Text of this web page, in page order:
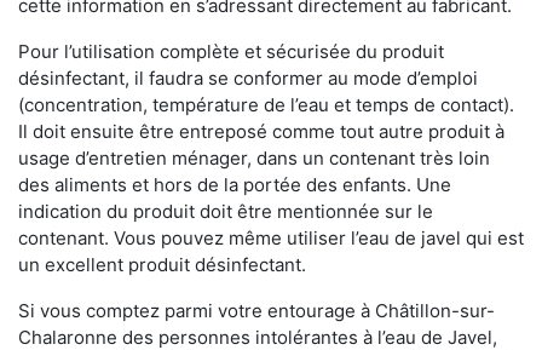
cette information en s’adressant directement au fabricant.
Pour l’utilisation complète et sécurisée du produit
désinfectant, il faudra se conformer au mode d’emploi
(concentration, température de l’eau et temps de contact).
Il doit ensuite être entreposé comme tout autre produit à
usage d’entretien ménager, dans un contenant très loin
des aliments et hors de la portée des enfants. Une
indication du produit doit être mentionnée sur le
contenant. Vous pouvez même utiliser l’eau de javel qui est
un excellent produit désinfectant.
Si vous comptez parmi votre entourage à Châtillon-sur-
Chalaronne des personnes intolérantes à l’eau de Javel,